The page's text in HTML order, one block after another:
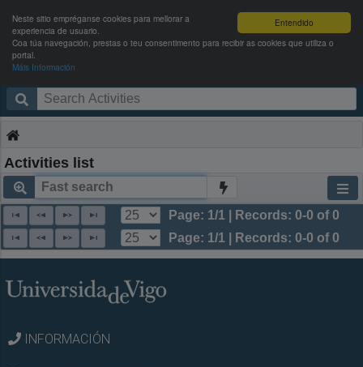
Entendido
Neste sitio empréganse cookies para mellorar a
experiencia de usuario.
Coa túa navegación, prestas o teu consentimento para recibir as cookies que utiliza o
portal.
Máis Información
Activities list
Page: 1/1 | Records: 0-0 of 0
Page: 1/1 | Records: 0-0 of 0
INFORMACIÓN